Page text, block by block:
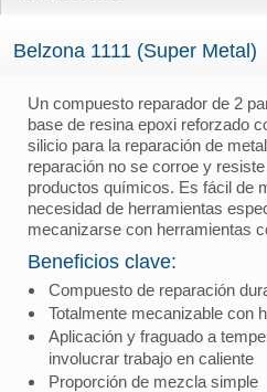
Belzona 1111 (Super Metal)
Un compuesto reparador de 2
base de resina epoxi reforzado
silicio para la reparación de
reparación no se corroe y
productos químicos. Es fácil de
necesidad de herramientas
mecanizarse con herramientas
Beneficios clave:
Compuesto de reparación
Totalmente mecanizable con
Aplicación y fraguado a
involucrar trabajo en caliente
Proporción de mezcla simple